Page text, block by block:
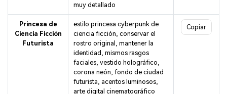
muy detallado
Princesa de
Ciencia Ficción
Futurista
estilo princesa cyberpunk de
ciencia ficción, conservar el
rostro original, mantener la
identidad, mismos rasgos
faciales, vestido holográfico,
corona neón, fondo de ciudad
futurista, acentos luminosos,
arte digital cinematográfico
Copiar